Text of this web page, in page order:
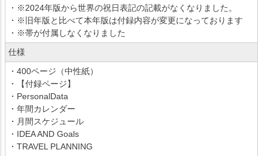
・※2024年版から世界の祝日表記の記載がなくなりました。
・※旧年版と比べて本年版は付録内容が変更になっております
・※帯が付属しなくなりました
仕様
・400ページ（中性紙）
・【付録ページ】
・PersonalData
・年間カレンダー
・月間スケジュール
・IDEA AND Goals
・TRAVEL PLANNING